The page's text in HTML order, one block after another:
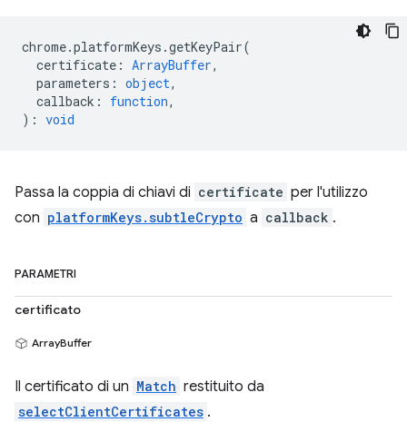
chrome.platformKeys .getKeyPair(
certificate : ArrayBuffer,
parameters : object,
callback : function,
) : void
Passa la coppia di chiavi di certificate per l'utilizzo
con platformKeys.subtleCrypto a callback .
PARAMETRI
certificato
ArrayBuffer
Il certificato di un Match restituito da
selectClientCertificates .